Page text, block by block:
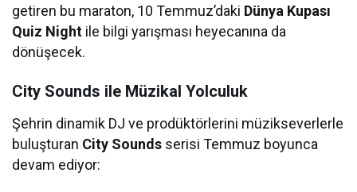
getiren bu maraton, 10 Temmuz’daki Dünya Kupası
Quiz Night ile bilgi yarışması heyecanına da
dönüşecek.
City Sounds ile Müzikal Yolculuk
Şehrin dinamik DJ ve prodüktörlerini müzikseverlerle
buluşturan City Sounds serisi Temmuz boyunca
devam ediyor: